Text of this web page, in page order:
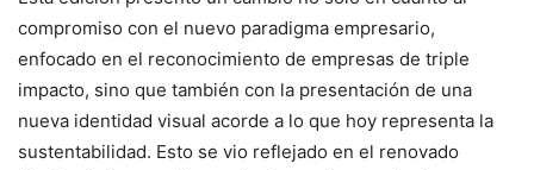
compromiso con el nuevo paradigma empresario,
enfocado en el reconocimiento de empresas de triple
impacto, sino que también con la presentación de una
nueva identidad visual acorde a lo que hoy representa la
sustentabilidad. Esto se vio reflejado en el renovado